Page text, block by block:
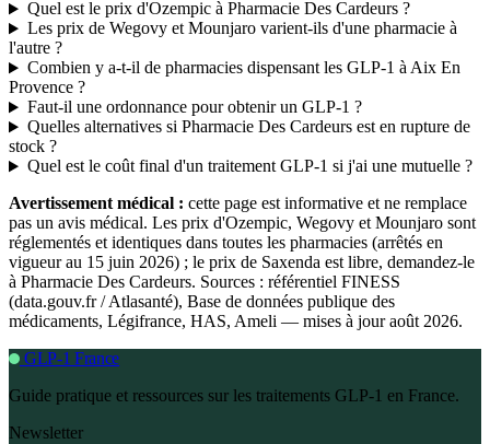
Quel est le prix d'Ozempic à Pharmacie Des Cardeurs ?
Les prix de Wegovy et Mounjaro varient-ils d'une pharmacie à
l'autre ?
Combien y a-t-il de pharmacies dispensant les GLP-1 à Aix En
Provence ?
Faut-il une ordonnance pour obtenir un GLP-1 ?
Quelles alternatives si Pharmacie Des Cardeurs est en rupture de
stock ?
Quel est le coût final d'un traitement GLP-1 si j'ai une mutuelle ?
Avertissement médical : cette page est informative et ne remplace
pas un avis médical. Les prix d'Ozempic, Wegovy et Mounjaro sont
réglementés et identiques dans toutes les pharmacies (arrêtés en
vigueur au 15 juin 2026) ; le prix de Saxenda est libre, demandez-le
à Pharmacie Des Cardeurs. Sources : référentiel FINESS
(data.gouv.fr / Atlasanté), Base de données publique des
médicaments, Légifrance, HAS, Ameli — mises à jour août 2026.
GLP-1 France
Guide pratique et ressources sur les traitements GLP-1 en France.
Newsletter